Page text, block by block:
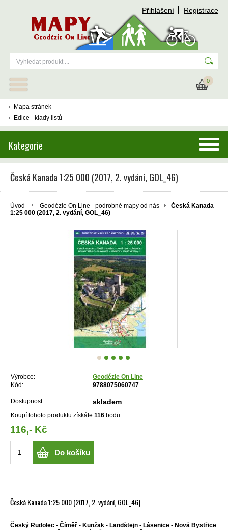
Přihlášení Registrace
0
Mapa stránek
Edice - klady listů
Kategorie
Česká Kanada 1:25 000 (2017, 2. vydání, GOL_46)
Úvod Geodézie On Line - podrobné mapy od nás
Česká Kanada
1:25 000 (2017, 2. vydání, GOL_46)
Výrobce:
Geodézie On Line
Kód:
9788075060747
Dostupnost: skladem
Koupí tohoto produktu získáte 116 bodů.
116,- Kč
Do košíku
Česká Kanada 1:25 000 (2017, 2. vydání, GOL_46)
Český Rudolec - Číměř - Kunžak - Landštejn - Lásenice - Nová Bystřice